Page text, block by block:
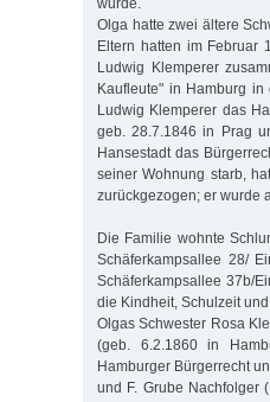
Olga hatte zwei ältere
Eltern hatten im Februar
Ludwig Klemperer
Kaufleute" in Hamburg
Ludwig Klemperer das
geb. 28.7.1846 in Prag
Hansestadt das
seiner Wohnung starb,
zurückgezogen; er wurde
Die Familie wohnte
Schäferkampsallee 28/
Schäferkampsallee 37b/
die Kindheit, Schulzeit
Olgas Schwester Rosa
(geb. 6.2.1860 in
Hamburger Bürgerrecht
und F. Grube Nachfolger